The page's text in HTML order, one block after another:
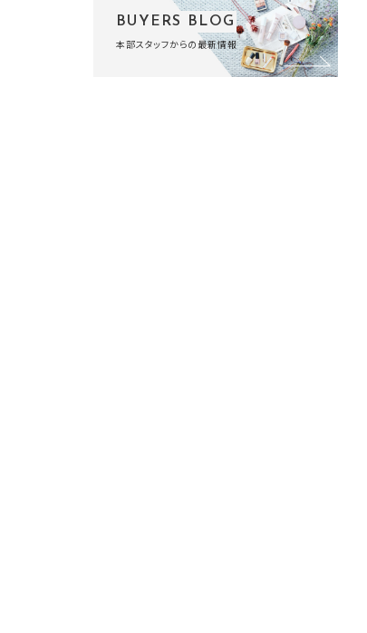
BUYERS BLOG
本部スタッフからの最新情報